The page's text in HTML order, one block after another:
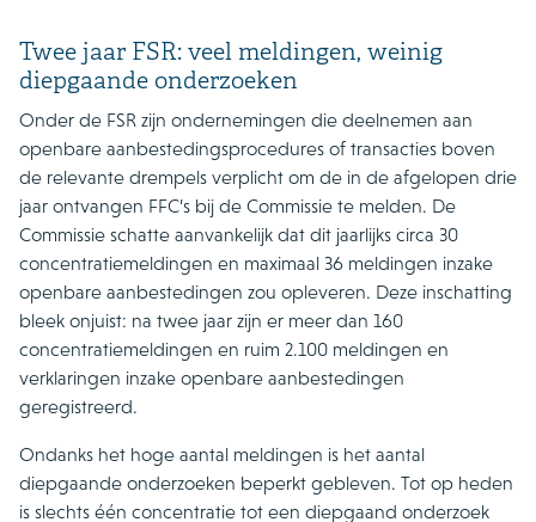
Twee jaar FSR: veel meldingen, weinig
diepgaande onderzoeken
Onder de FSR zijn ondernemingen die deelnemen aan
openbare aanbestedingsprocedures of transacties boven
de relevante drempels verplicht om de in de afgelopen drie
jaar ontvangen FFC’s bij de Commissie te melden. De
Commissie schatte aanvankelijk dat dit jaarlijks circa 30
concentratiemeldingen en maximaal 36 meldingen inzake
openbare aanbestedingen zou opleveren. Deze inschatting
bleek onjuist: na twee jaar zijn er meer dan 160
concentratiemeldingen en ruim 2.100 meldingen en
verklaringen inzake openbare aanbestedingen
geregistreerd.
Ondanks het hoge aantal meldingen is het aantal
diepgaande onderzoeken beperkt gebleven. Tot op heden
is slechts één concentratie tot een diepgaand onderzoek